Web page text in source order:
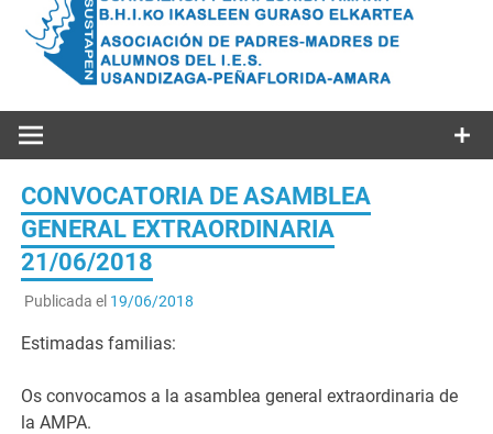
CONVOCATORIA DE ASAMBLEA
GENERAL EXTRAORDINARIA
21/06/2018
Publicada el 19/06/2018
Estimadas familias:
Os convocamos a la asamblea general extraordinaria de
la AMPA.